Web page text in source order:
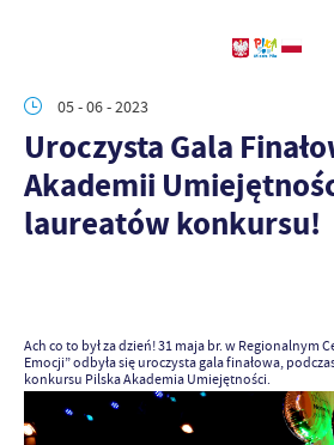
05 - 06 - 2023
Uroczysta Gala
Akademii
laureatów konkursu!
Ach co to był za dzień! 31 maja br. w Regionalnym
Emocji” odbyła się uroczysta gala finałowa,
konkursu Pilska Akademia Umiejętności.